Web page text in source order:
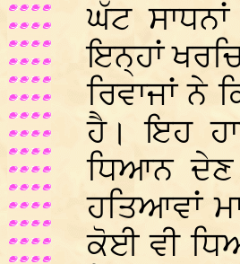
ਘੱਟ
ਇਨ੍ਹਾਂ
ਰਿਵਾਜਾਂ ਨੇ
ਹੈ। ਇਹ
ਧਿਆਨ ਦੇਣ
ਹਤਿਆਵਾਂ
ਕੋਈ ਵੀ